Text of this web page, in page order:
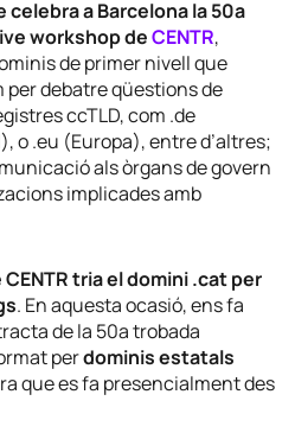
celebra a Barcelona la 50a
workshop deCENTR,
de primer nivell que
debatre qüestions de
ccTLD, com .de
o .eu (Europa), entre d’altres;
als òrgans de govern
implicades amb
tria el domini .cat per
. En aquesta ocasió, ens fa
de la 50a trobada
perdominis estatals
que es fa presencialment des